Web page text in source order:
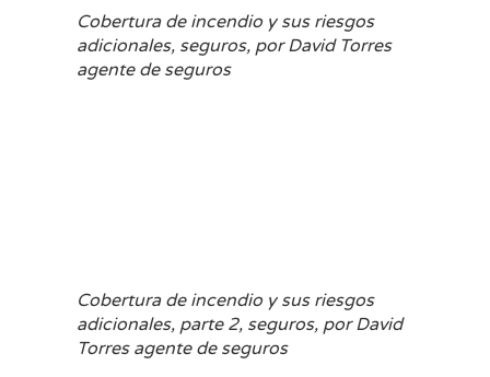
Cobertura de incendio y sus riesgos
adicionales, seguros, por David Torres
agente de seguros
Cobertura de incendio y sus riesgos
adicionales, parte 2, seguros, por David
Torres agente de seguros